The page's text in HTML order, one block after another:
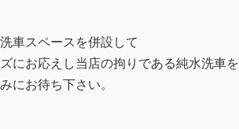
車スペースを併設して
にお応えし当店の拘りである純水洗車を
にお待ち下さい。